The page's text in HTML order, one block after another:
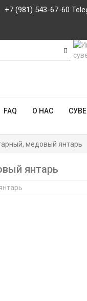
+7 (981) 543-67-60
FAQ О НАС
медовый янтарь
янтарь